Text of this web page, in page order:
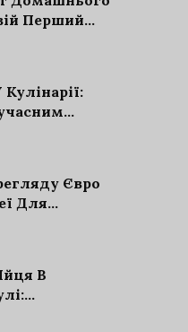
Перший
Євро
Для
В
З